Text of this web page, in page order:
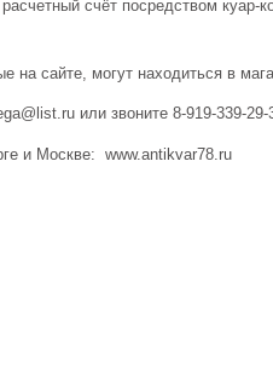
счёт посредством куар-
на сайте, могут находиться в
или звоните 8-919-339-29-
и Москве: www.antikvar78.ru